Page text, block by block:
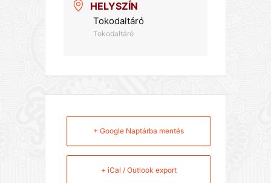
HELYSZÍN
Tokodaltáró
Tokodaltáró
+ Google Naptárba mentés
+ iCal / Outlook export